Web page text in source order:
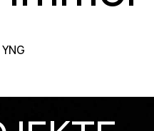
YNG